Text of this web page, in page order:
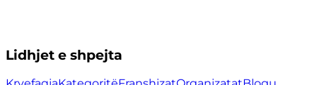
Lidhjet e shpejta